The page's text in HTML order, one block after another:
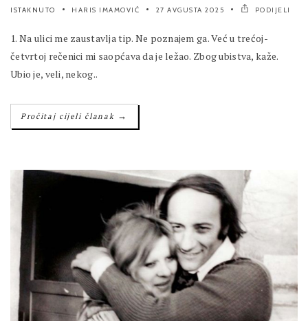
ISTAKNUTO HARIS IMAMOVIĆ 27 AVGUSTA 2025 PODIJELI
1. Na ulici me zaustavlja tip. Ne poznajem ga. Već u trećoj-
četvrtoj rečenici mi saopćava da je ležao. Zbog ubistva, kaže.
Ubio je, veli, nekog..
Pročitaj cijeli članak →